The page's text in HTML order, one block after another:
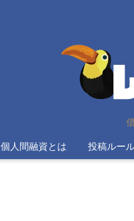
個人間融資とは 投稿ルー